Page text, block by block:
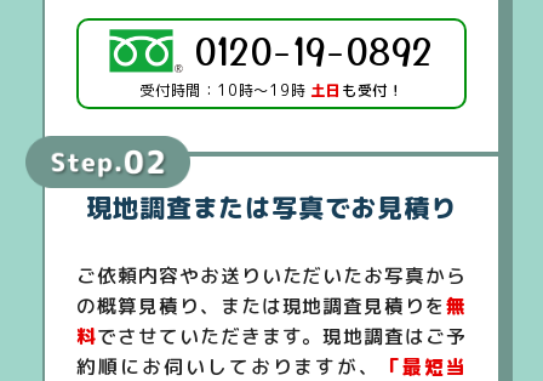
0120-19-0892
受付時間：10時～19時 土日 も受付！
現地調査または写真でお見積り
ご依頼内容やお送りいただいたお写真から
の概算見積り、または現地調査見積りを無
料でさせていただきます。現地調査はご予
約順にお伺いしておりますが、
「最短当